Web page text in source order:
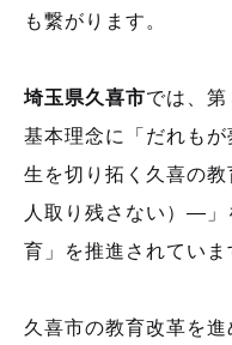
も繋がります。
埼玉県久喜市では、
基本理念に「だれも
生を切り拓く久喜の
人取り残さない）—」
育」を推進されていま
久喜市の教育改革を